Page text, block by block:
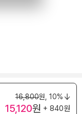
16,800원, 10%
15,120원 + 840원